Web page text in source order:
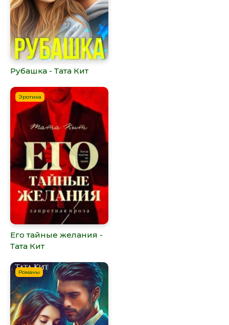
Рубашка - Тата Кит
Эротика
Его тайные желания -
Тата Кит
Романы